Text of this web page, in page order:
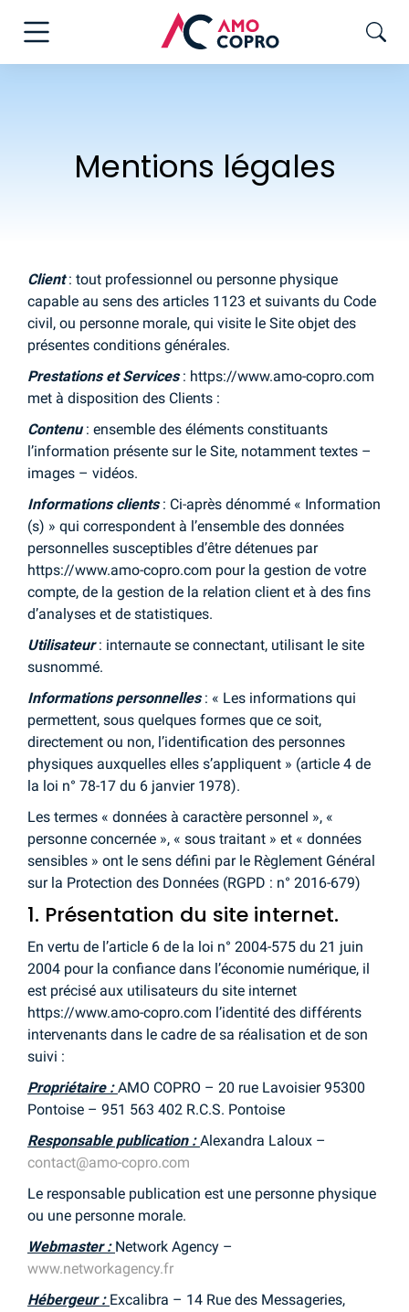
Mentions légales
Client: tout professionnel ou personne physique
capable au sens des articles 1123 et suivants du Code
civil, ou personne morale, qui visite le Site objet des
présentes conditions générales.
Prestations et Services: https://www.amo-copro.com
met à disposition des Clients :
Contenu: ensemble des éléments constituants
l’information présente sur le Site, notamment textes –
images – vidéos.
Informations clients: Ci-après dénommé « Information
(s) » qui correspondent à l’ensemble des données
personnelles susceptibles d’être détenues par
https://www.amo-copro.com pour la gestion de votre
compte, de la gestion de la relation client et à des fins
d’analyses et de statistiques.
Utilisateur: internaute se connectant, utilisant le site
susnommé.
Informations personnelles: « Les informations qui
permettent, sous quelques formes que ce soit,
directement ou non, l’identification des personnes
physiques auxquelles elles s’appliquent » (article 4 de
la loi n° 78-17 du 6 janvier 1978).
Les termes « données à caractère personnel », «
personne concernée », « sous traitant » et « données
sensibles » ont le sens défini par le Règlement Général
sur la Protection des Données (RGPD : n° 2016-679)
1. Présentation du site internet.
En vertu de l’article 6 de la loi n° 2004-575 du 21 juin
2004 pour la confiance dans l’économie numérique, il
est précisé aux utilisateurs du site internet
https://www.amo-copro.com l’identité des différents
intervenants dans le cadre de sa réalisation et de son
suivi :
Propriétaire :AMO COPRO – 20 rue Lavoisier 95300
Pontoise – 951 563 402 R.C.S. Pontoise
Responsable publication :Alexandra Laloux –
contact@amo-copro.com
Le responsable publication est une personne physique
ou une personne morale.
Webmaster : Network Agency –
www.networkagency.fr
Hébergeur : Excalibra – 14 Rue des Messageries,